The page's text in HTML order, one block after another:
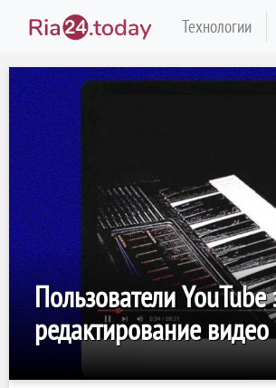
Технологии
Пользователи
редактирование видео